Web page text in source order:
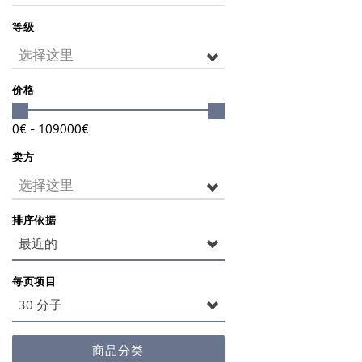
等级
选择这里
价格
0€ - 109000€
卖方
选择这里
排序依据
最近的
每页项目
30 分子
商品分类